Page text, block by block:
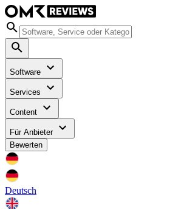
Software
Services
Content
Für Anbieter
Bewerten
Deutsch